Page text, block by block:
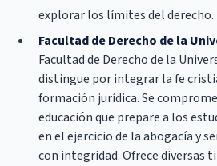
explorar los límites del derecho.
Facultad de Derecho de la
Facultad de Derecho de la
distingue por integrar la fe
formación jurídica. Se
educación que prepare a los
en el ejercicio de la abogacía y
con integridad. Ofrece diversas